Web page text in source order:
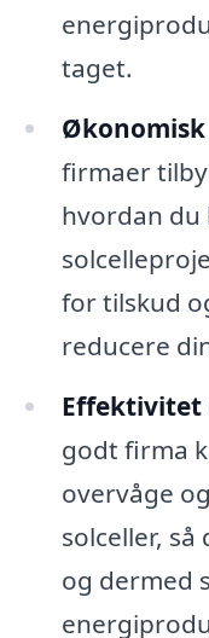
taget.
firmaer
hvordan du
for tilskud
reducere
Effektivitet
godt firma
overvåge
solceller,
og dermed